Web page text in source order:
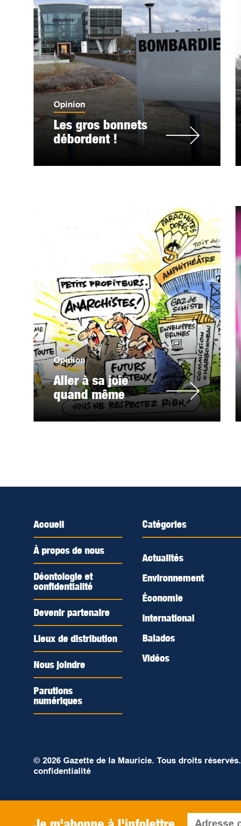
Opinion
Les gros bonnets
débordent !
Opinion
Aller à sa joie
quand même
Accueil
À propos de nous
Déontologie et
confidentialité
Devenir partenaire
Lieux de distribution
Nous joindre
Parutions
numériques
Catégories
Actualités
Environnement
Économie
International
Balados
Vidéos
© 2026 Gazette de la Mauricie. Tous droits réservés.
confidentialité